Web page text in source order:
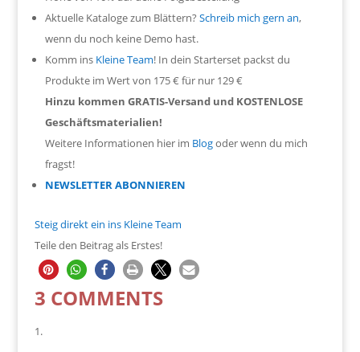
Aktuelle Kataloge zum Blättern? Schreib mich gern an,
wenn du noch keine Demo hast.
Komm ins Kleine Team! In dein Starterset packst du
Produkte im Wert von 175 € für nur 129 €
Hinzu kommen GRATIS-Versand und KOSTENLOSE
Geschäftsmaterialien!
Weitere Informationen hier im Blogoder wenn du mich
fragst!
NEWSLETTER ABONNIEREN
Steig direkt ein ins Kleine Team
Teile den Beitrag als Erstes!
3 COMMENTS